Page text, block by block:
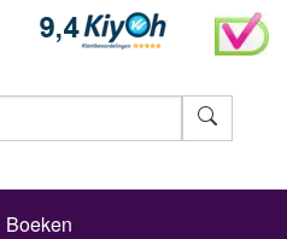
Boeken